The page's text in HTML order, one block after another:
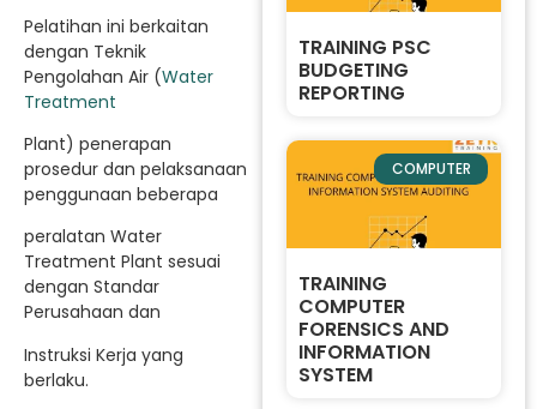
Pelatihan ini berkaitan
dengan Teknik
Pengolahan Air (Water
Treatment
Plant) penerapan
prosedur dan pelaksanaan
penggunaan beberapa
peralatan Water
Treatment Plant sesuai
dengan Standar
Perusahaan dan
Instruksi Kerja yang
berlaku.
TRAINING PSC
BUDGETING
REPORTING
COMPUTER
TRAINING
COMPUTER
FORENSICS AND
INFORMATION
SYSTEM